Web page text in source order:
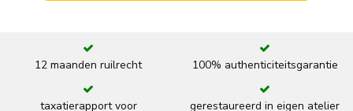
12 maanden ruilrecht 100% authenticiteitsgarantie
taxatierapport voor
gerestaureerd in eigen atelier